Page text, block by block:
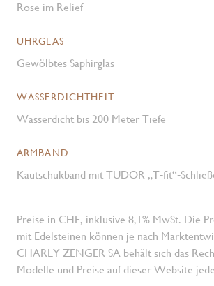
Rose im Relief
UHRGLAS
Gewölbtes Saphirglas
WASSERDICHTHEIT
Wasserdicht bis 200 Meter Tiefe
ARMBAND
Kautschukband mit TUDOR
Preise in CHF, inklusive 8,1% MwSt. Die
mit Edelsteinen können je nach
CHARLY ZENGER SA behält sich das
Modelle und Preise auf dieser Website